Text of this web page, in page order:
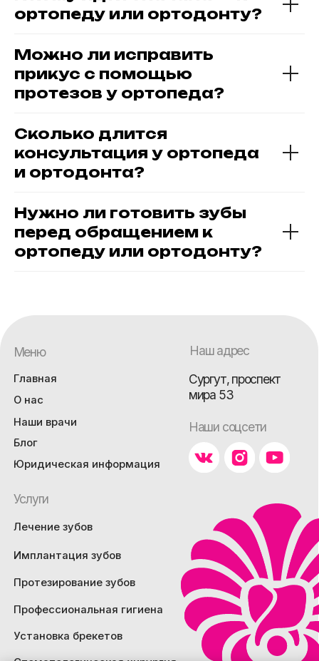
ортопеду или ортодонту?
Можно ли исправить
прикус с помощью
протезов у ортопеда?
Сколько длится
консультация у ортопеда
и ортодонта?
Нужно ли готовить зубы
перед обращением к
ортопеду или ортодонту?
Политика конфиденциальности
Политика использования файлов cookie
Установка брекетов
Пародонтология